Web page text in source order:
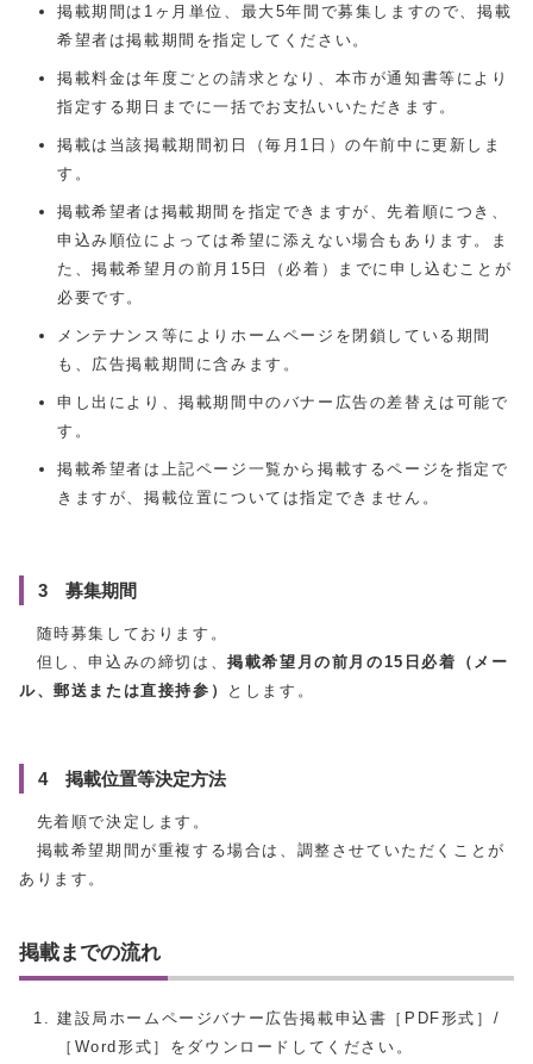
掲載期間は1ヶ月単位、最大5年間で募集しますので、掲載
希望者は掲載期間を指定してください。
掲載料金は年度ごとの請求となり、本市が通知書等により
指定する期日までに一括でお支払いいただきます。
掲載は当該掲載期間初日（毎月1日）の午前中に更新しま
す。
掲載希望者は掲載期間を指定できますが、先着順につき、
申込み順位によっては希望に添えない場合もあります。ま
た、掲載希望月の前月15日（必着）までに申し込むことが
必要です。
メンテナンス等によりホームページを閉鎖している期間
も、広告掲載期間に含みます。
申し出により、掲載期間中のバナー広告の差替えは可能で
す。
掲載希望者は上記ページ一覧から掲載するページを指定で
きますが、掲載位置については指定できません。
3 募集期間
随時募集しております。
但し、申込みの締切は、掲載希望月の前月の15日必着（メー
ル、郵送または直接持参）
とします。
4 掲載位置等決定方法
先着順で決定します。
掲載希望期間が重複する場合は、調整させていただくことが
あります。
掲載までの流れ
建設局ホームページバナー広告掲載申込書［PDF形式］/
［Word形式］をダウンロードしてください。